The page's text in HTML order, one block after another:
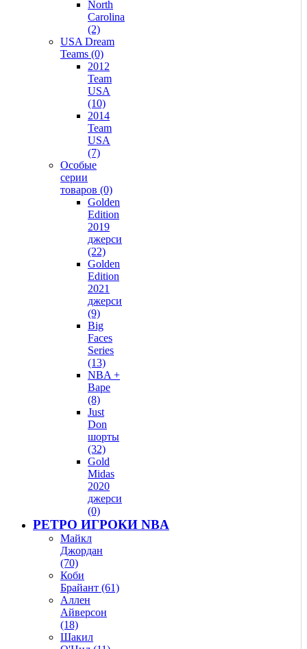
North
Carolina
(2)
USA Dream
Teams (0)
2012
Team
USA
(10)
2014
Team
USA
(7)
Особые
серии
товаров (0)
Golden
Edition
2019
джерси
(22)
Golden
Edition
2021
джерси
(9)
Big
Faces
Series
(13)
NBA +
Bape
(8)
Just
Don
шорты
(32)
Gold
Midas
2020
джерси
(0)
РЕТРО ИГРОКИ NBA
Майкл
Джордан
(70)
Коби
Брайант (61)
Аллен
Айверсон
(18)
Шакил